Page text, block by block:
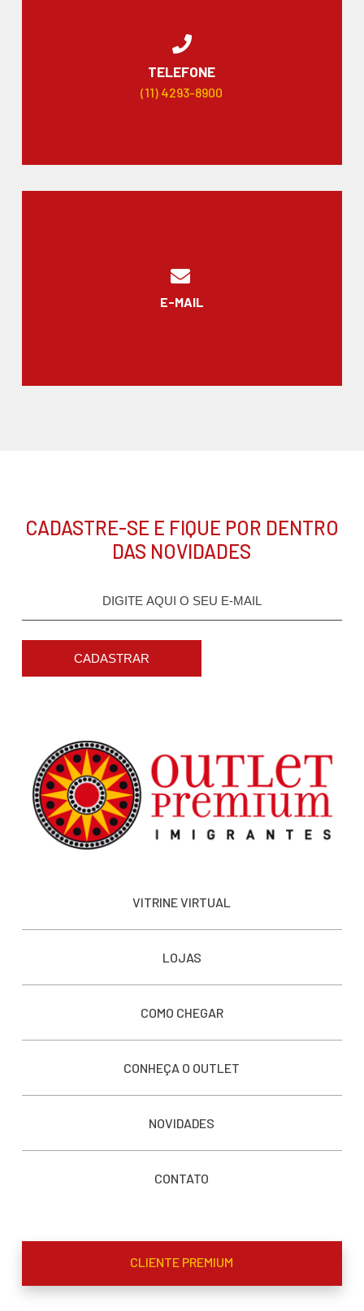
TELEFONE
(11) 4293-8900
E-MAIL
CADASTRE-SE E FIQUE POR DENTRO
DAS NOVIDADES
CADASTRAR
VITRINE VIRTUAL
LOJAS
COMO CHEGAR
CONHEÇA O OUTLET
NOVIDADES
CONTATO
CLIENTE PREMIUM